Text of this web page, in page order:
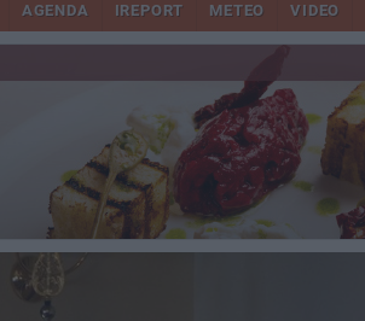
AGENDA IREPORT METEO VIDEO